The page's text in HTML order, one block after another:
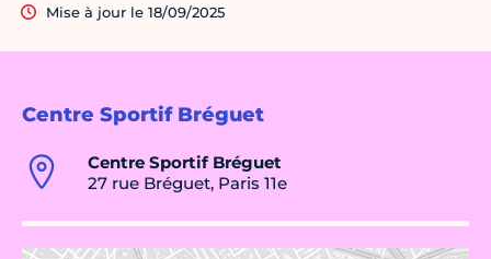
Centre Sportif Bréguet
Centre Sportif Bréguet
27 rue Bréguet, Paris 11e
Mise à jour le 18/09/2025